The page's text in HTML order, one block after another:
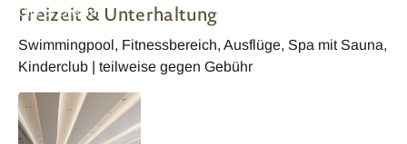
City of Dreams -
Freizeit & Unterhaltung
Swimmingpool, Fitnessbereich, Ausflüge, Spa mit Sauna,
Kinderclub | teilweise gegen Gebühr